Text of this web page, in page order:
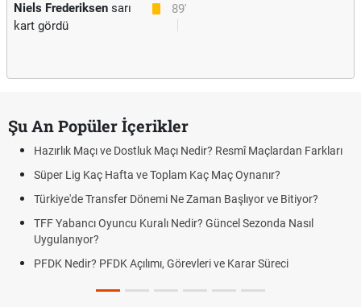
89'
Niels Frederiksen sarı
kart gördü
Şu An Popüler İçerikler
Hazırlık Maçı ve Dostluk Maçı Nedir? Resmî Maçlardan Farkları
Süper Lig Kaç Hafta ve Toplam Kaç Maç Oynanır?
Türkiye'de Transfer Dönemi Ne Zaman Başlıyor ve Bitiyor?
TFF Yabancı Oyuncu Kuralı Nedir? Güncel Sezonda Nasıl
Uygulanıyor?
PFDK Nedir? PFDK Açılımı, Görevleri ve Karar Süreci